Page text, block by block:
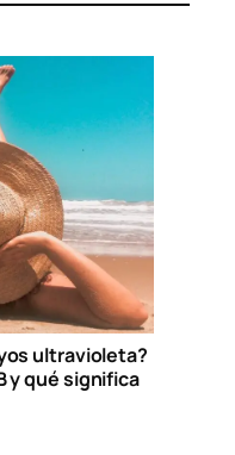
ultravioleta?
y qué significa